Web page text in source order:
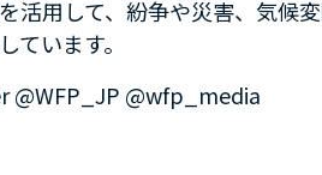
活用して、紛争や災害、気候
ています。
@WFP_JP @wfp_media